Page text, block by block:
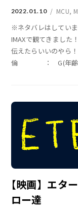
2022.01.10 MCU,
※ネタバレはしてい
IMAXで観てきました
伝えたらいいのや
倫 ： G(年齢問
【映画】エタ
ロー達